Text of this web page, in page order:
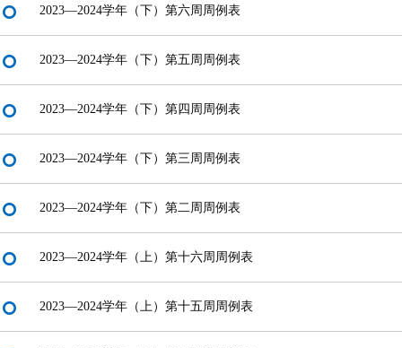
2023—2024学年（下）第六周周例表
2023—2024学年（下）第五周周例表
2023—2024学年（下）第四周周例表
2023—2024学年（下）第三周周例表
2023—2024学年（下）第二周周例表
2023—2024学年（上）第十六周周例表
2023—2024学年（上）第十五周周例表